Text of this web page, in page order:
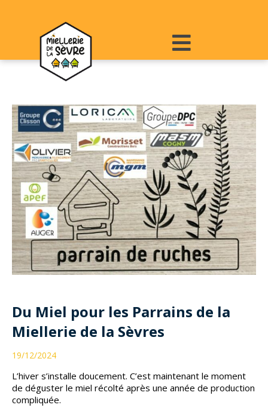
Du Miel pour les Parrains de la
Miellerie de la Sèvres
19/12/2024
L’hiver s’installe doucement. C’est maintenant le moment
de déguster le miel récolté après une année de production
compliquée.